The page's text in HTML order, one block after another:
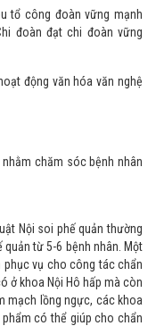
tổ công đoàn vững mạnh
đoàn đạt chi đoàn vững
động văn hóa văn nghệ
chăm sóc bệnh nhân
Nội soi phế quản thường
từ 5-6 bệnh nhân. Một
vụ cho công tác chẩn
ở khoa Nội Hô hấp mà còn
mạch lồng ngực, các khoa
có thể giúp cho chẩn